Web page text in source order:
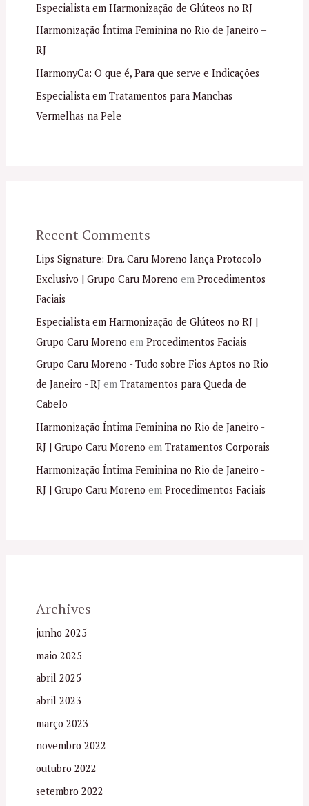
Especialista em Harmonização de Glúteos no RJ
Harmonização Íntima Feminina no Rio de Janeiro –
RJ
HarmonyCa: O que é, Para que serve e Indicações
Especialista em Tratamentos para Manchas
Vermelhas na Pele
Recent Comments
Lips Signature: Dra. Caru Moreno lança Protocolo
Exclusivo | Grupo Caru Moreno em Procedimentos
Faciais
Especialista em Harmonização de Glúteos no RJ |
Grupo Caru Moreno em Procedimentos Faciais
Grupo Caru Moreno - Tudo sobre Fios Aptos no Rio
de Janeiro - RJem Tratamentos para Queda de
Cabelo
Harmonização Íntima Feminina no Rio de Janeiro -
RJ | Grupo Caru Moreno em Tratamentos Corporais
Harmonização Íntima Feminina no Rio de Janeiro -
RJ | Grupo Caru Moreno em Procedimentos Faciais
Archives
junho 2025
maio 2025
abril 2025
abril 2023
março 2023
novembro 2022
outubro 2022
setembro 2022